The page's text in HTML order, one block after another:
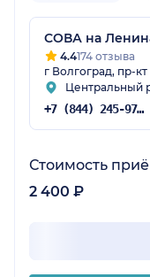
СОВА на
4.4174 отзыва
г Волгоград, пр-
Центральный
+7 (844) 245-97-65
Стоимость
2 400 ₽